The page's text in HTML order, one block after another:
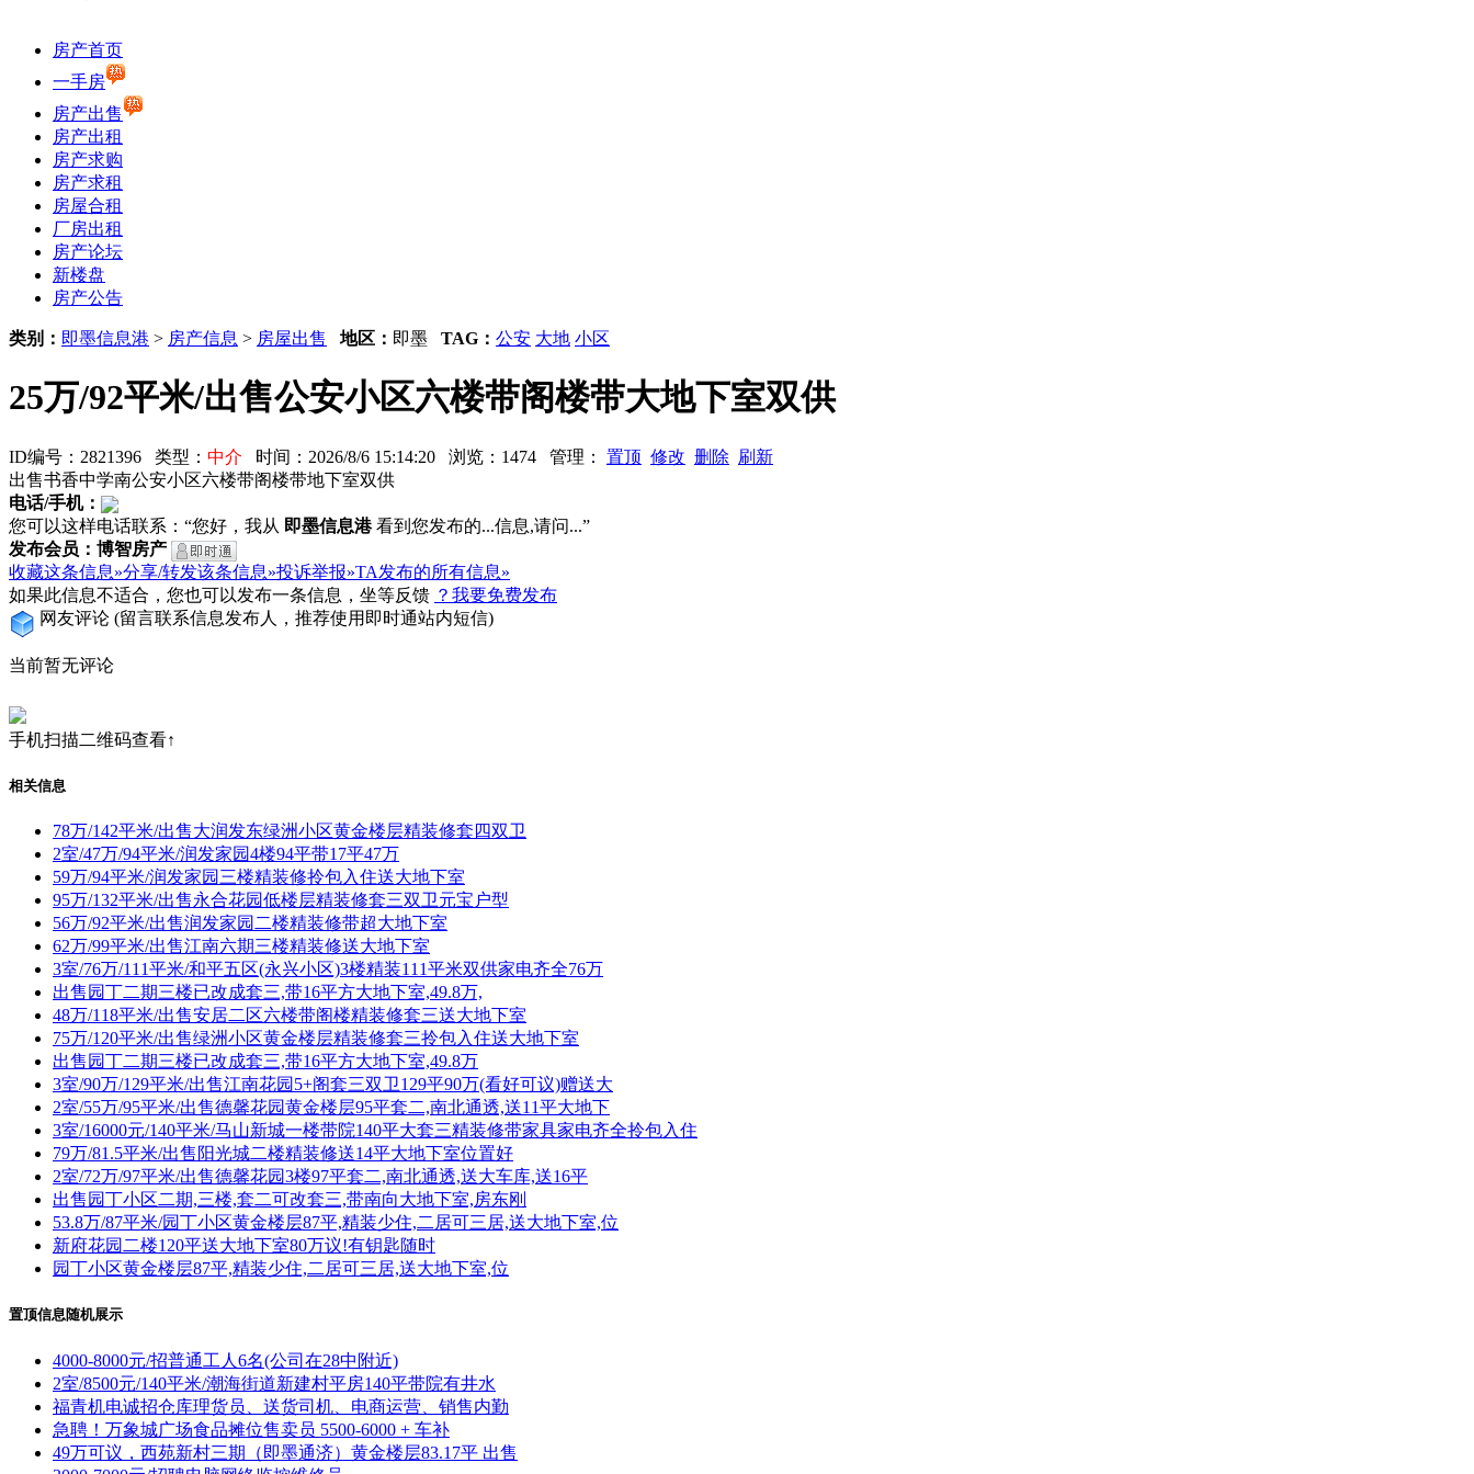
房产首页
一手房
房产出售
房产出租
房产求购
房产求租
房屋合租
厂房出租
房产论坛
新楼盘
房产公告
类别： 即墨信息港 > 房产信息 > 房屋出售 地区： 即墨 TAG： 公安 大地 小区
25万/92平米/出售公安小区六楼带阁楼带大地下室双供
ID编号：2821396 类型： 中介 时间：2026/8/6 15:14:20 浏览：1474 管理： 置顶 修改 删除 刷新
出售书香中学南公安小区六楼带阁楼带地下室双供
电话/手机：
您可以这样电话联系：“您好，我从 即墨信息港看到您发布的...信息,请问...”
发布会员：博智房产
收藏这条信息»分享/转发该条信息»投诉举报»TA发布的所有信息»
如果此信息不适合，您也可以发布一条信息，坐等反馈 ？我要免费发布
网友评论 (留言联系信息发布人，推荐使用即时通站内短信)
当前暂无评论
手机扫描二维码查看↑
相关信息
78万/142平米/出售大润发东绿洲小区黄金楼层精装修套四双卫
2室/47万/94平米/润发家园4楼94平带17平47万
59万/94平米/润发家园三楼精装修拎包入住送大地下室
95万/132平米/出售永合花园低楼层精装修套三双卫元宝户型
56万/92平米/出售润发家园二楼精装修带超大地下室
62万/99平米/出售江南六期三楼精装修送大地下室
3室/76万/111平米/和平五区(永兴小区)3楼精装111平米双供家电齐全76万
出售园丁二期三楼已改成套三,带16平方大地下室,49.8万,
48万/118平米/出售安居二区六楼带阁楼精装修套三送大地下室
75万/120平米/出售绿洲小区黄金楼层精装修套三拎包入住送大地下室
出售园丁二期三楼已改成套三,带16平方大地下室,49.8万
3室/90万/129平米/出售江南花园5+阁套三双卫129平90万(看好可议)赠送大
2室/55万/95平米/出售德馨花园黄金楼层95平套二,南北通透,送11平大地下
3室/16000元/140平米/马山新城一楼带院140平大套三精装修带家具家电齐全拎包入住
79万/81.5平米/出售阳光城二楼精装修送14平大地下室位置好
2室/72万/97平米/出售德馨花园3楼97平套二,南北通透,送大车库,送16平
出售园丁小区二期,三楼,套二可改套三,带南向大地下室,房东刚
53.8万/87平米/园丁小区黄金楼层87平,精装少住,二居可三居,送大地下室,位
新府花园二楼120平送大地下室80万议!有钥匙随时
园丁小区黄金楼层87平,精装少住,二居可三居,送大地下室,位
置顶信息随机展示
4000-8000元/招普通工人6名(公司在28中附近)
2室/8500元/140平米/潮海街道新建村平房140平带院有井水
福青机电诚招仓库理货员、送货司机、电商运营、销售内勤
急聘！万象城广场食品摊位售卖员 5500-6000 + 车补
49万可议，西苑新村三期（即墨通济）黄金楼层83.17平 出售